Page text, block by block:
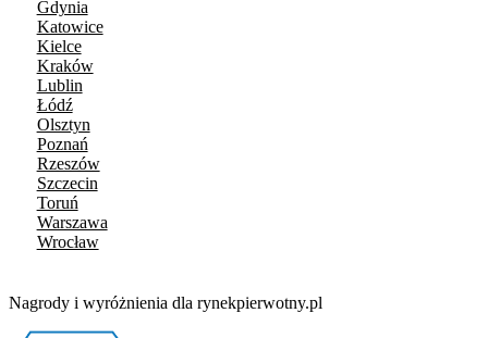
Gdynia
Katowice
Kielce
Kraków
Lublin
Łódź
Olsztyn
Poznań
Rzeszów
Szczecin
Toruń
Warszawa
Wrocław
Nagrody i wyróżnienia dla rynekpierwotny.pl